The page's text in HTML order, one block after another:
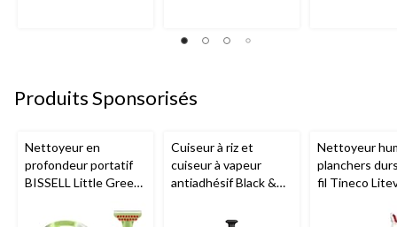
Produits Sponsorisés
Nettoyeur en
profondeur portatif
BISSELL Little Green
tapis et tissus
Cuiseur à riz et
cuiseur à vapeur
antiadhésif Black &
Nettoyeur
planchers
fil Tineco